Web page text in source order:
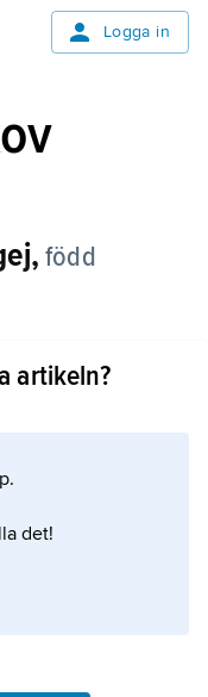
Logga in
född
fysik,
sedan
topologi.
system med
artikeln?
det!